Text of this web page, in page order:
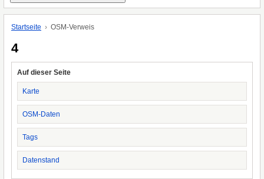
Startseite OSM-Verweis
4
Auf dieser Seite
Karte
OSM-Daten
Tags
Datenstand